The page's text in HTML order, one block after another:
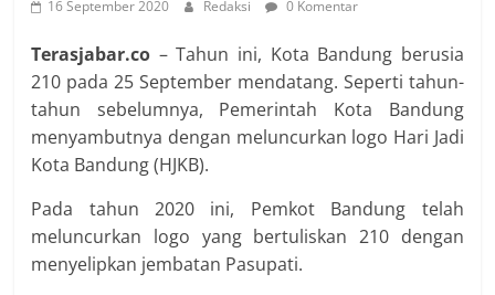
16 September 2020 Redaksi 0 Komentar
Terasjabar.co – Tahun ini, Kota Bandung berusia
210 pada 25 September mendatang. Seperti tahun-
tahun sebelumnya, Pemerintah Kota Bandung
menyambutnya dengan meluncurkan logo Hari Jadi
Kota Bandung (HJKB).
Pada tahun 2020 ini, Pemkot Bandung telah
meluncurkan logo yang bertuliskan 210 dengan
menyelipkan jembatan Pasupati.